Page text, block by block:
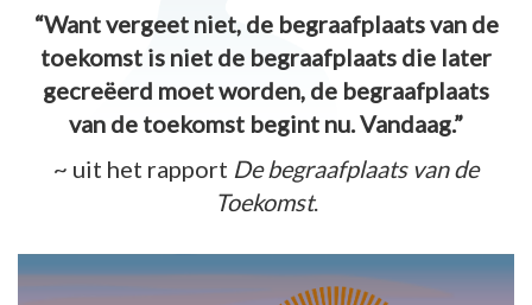
“Want vergeet niet, de begraafplaats van de
toekomst is niet de begraafplaats die later
gecreëerd moet worden, de begraafplaats
van de toekomst begint nu. Vandaag.”
~ uit het rapport De begraafplaats van de
Toekomst.